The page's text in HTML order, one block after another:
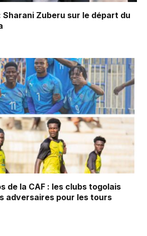
Sharani Zuberu sur le départ du
de la CAF : les clubs togolais
adversaires pour les tours